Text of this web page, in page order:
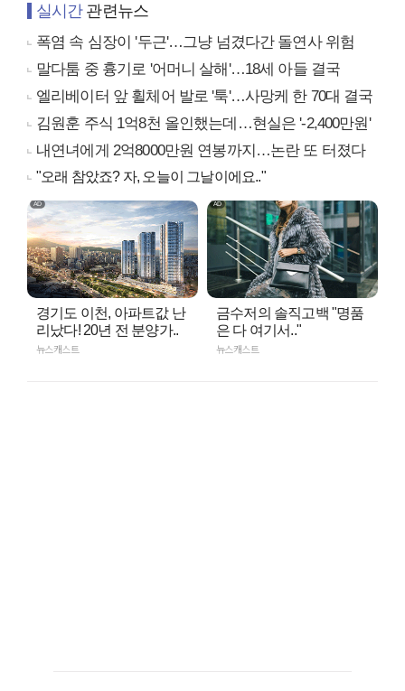
실시간관련뉴스
폭염 속 심장이 '두근'…그냥 넘겼다간 돌연사 위험
말다툼 중 흉기로 '어머니 살해'…18세 아들 결국
엘리베이터 앞 휠체어 발로 '툭'…사망케 한 70대 결국
김원훈 주식 1억8천 올인했는데…현실은 '-2,400만원'
내연녀에게 2억8000만원 연봉까지…논란 또 터졌다
"오래 참았죠? 자, 오늘이 그날이에요.."
경기도 이천, 아파트값 난
리났다! 20년 전 분양가..
뉴스캐스트
금수저의 솔직고백 "명품
은 다 여기서.."
뉴스캐스트